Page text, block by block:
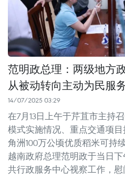
范明政总理：两级地方
从被动转向主动为民服
14/07/2025 03:29
在7月13日上午于芹苴市主持
模式实施情况、重点交通项
角洲100万公顷优质稻米可持
越南政府总理范明政于当日
共行政服务中心视察工作，